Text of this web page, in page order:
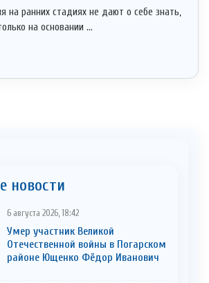
на ранних стадиях не дают о себе знать,
на основании ...
новости
6 августа 2026, 18:42
Умер участник Великой
Отечественной войны в Погарском
районе Ющенко Фёдор Иванович